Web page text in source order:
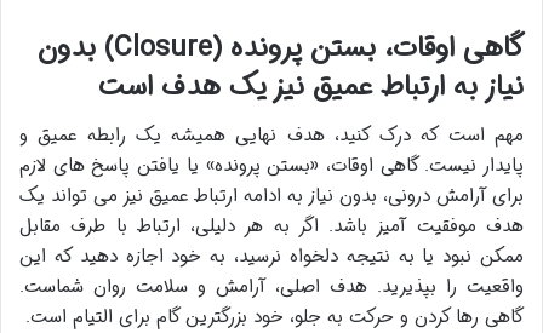
گاهی اوقات، بستن پرونده (Closure) بدون
نیاز به ارتباط عمیق نیز یک هدف است
مهم است که درک کنید، هدف نهایی همیشه یک رابطه عمیق و
پایدار نیست. گاهی اوقات، «بستن پرونده» یا یافتن پاسخ های لازم
برای آرامش درونی، بدون نیاز به ادامه ارتباط عمیق نیز می تواند یک
هدف موفقیت آمیز باشد. اگر به هر دلیلی، ارتباط با طرف مقابل
ممکن نبود یا به نتیجه دلخواه نرسید، به خود اجازه دهید که این
واقعیت را بپذیرید. هدف اصلی، آرامش و سلامت روان شماست.
گاهی رها کردن و حرکت به جلو، خود بزرگترین گام برای التیام است.